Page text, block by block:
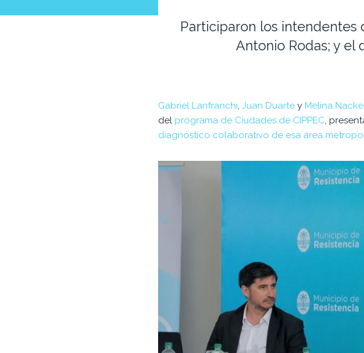
Participaron los intendentes
Antonio Rodas; y el
Gabriel Lanfranchi,Juan Duarte y Melina Nacke
del programa de Ciudades de CIPPEC,
diagnóstico colaborativo de esa área